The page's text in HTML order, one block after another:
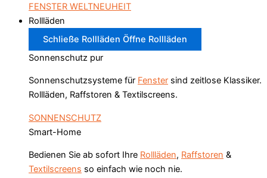
FENSTER WELTNEUHEIT
Rollläden
Schließe Rollläden Öffne Rollläden
Sonnenschutz pur
Sonnenschutzsysteme für Fenster sind zeitlose Klassiker.
Rollläden, Raffstoren & Textilscreens.
SONNENSCHUTZ
Smart-Home
Bedienen Sie ab sofort Ihre Rollläden, Raffstoren &
Textilscreens so einfach wie noch nie.